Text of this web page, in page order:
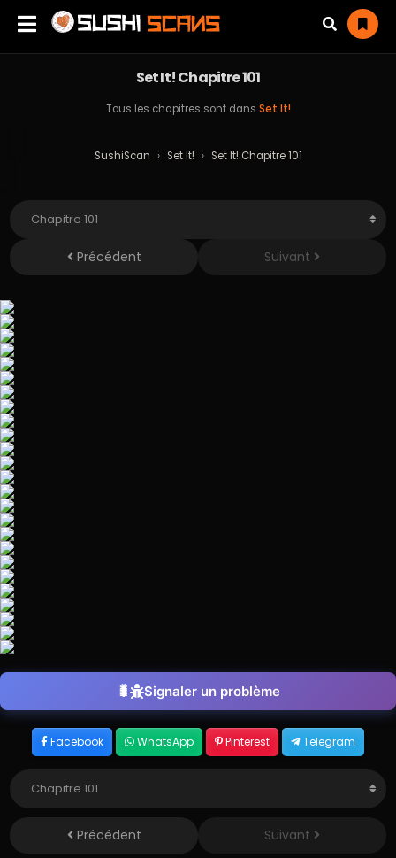
Set It! Chapitre 101
Tous les chapitres sont dans Set It!
SushiScan › Set It! › Set It! Chapitre 101
Précédent Suivant
Signaler un problème
Facebook WhatsApp Pinterest Telegram
Précédent Suivant